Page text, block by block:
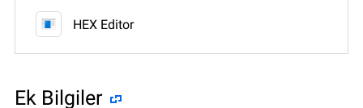
HEX Editor
Ek Bilgiler